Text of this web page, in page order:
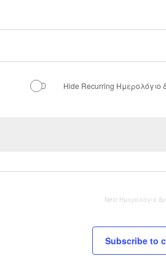
Hide Recurring Ημερολόγιο
Next Ημερολόγιο
Subscribe to